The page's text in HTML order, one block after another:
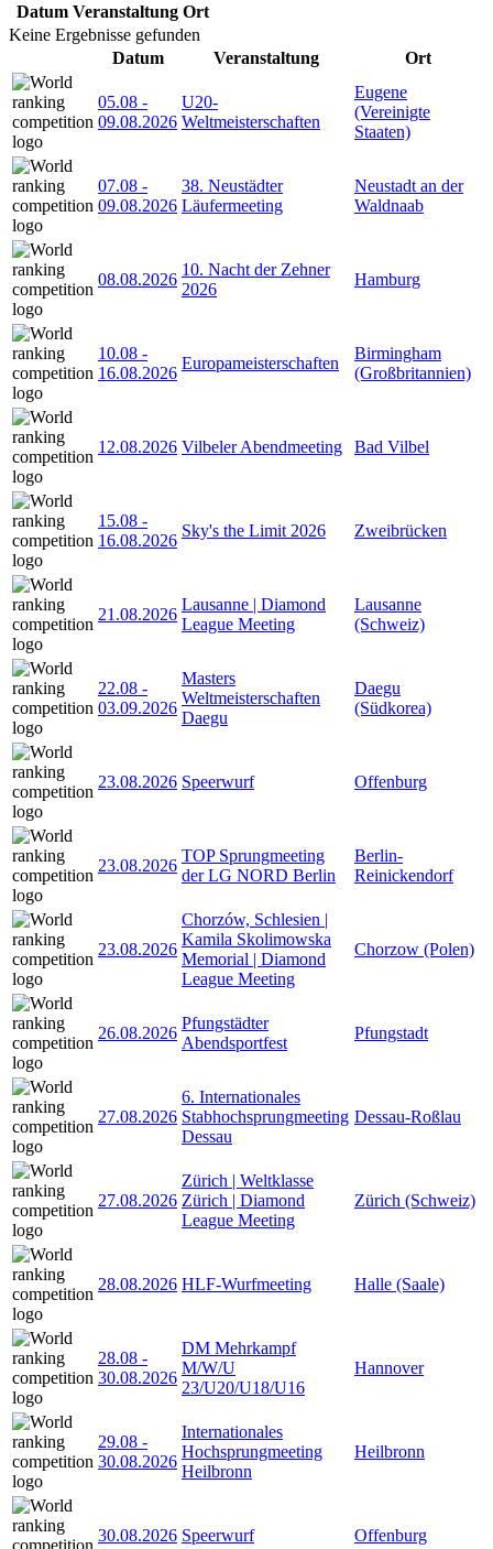
Datum Veranstaltung Ort
Keine Ergebnisse gefunden
Datum
Veranstaltung Ort
05.08 -
09.08.2026
U20-
Weltmeisterschaften
Eugene
(Vereinigte
Staaten)
07.08 -
09.08.2026
38. Neustädter
Läufermeeting
Neustadt an der
Waldnaab
08.08.2026
10. Nacht der Zehner
2026
Hamburg
10.08 -
16.08.2026
Europameisterschaften
Birmingham
(Großbritannien)
12.08.2026 Vilbeler Abendmeeting Bad Vilbel
15.08 -
16.08.2026
Sky's the Limit 2026 Zweibrücken
21.08.2026
Lausanne | Diamond
League Meeting
Lausanne
(Schweiz)
22.08 -
03.09.2026
Masters
Weltmeisterschaften
Daegu
Daegu
(Südkorea)
23.08.2026 Speerwurf Offenburg
23.08.2026
TOP Sprungmeeting
der LG NORD Berlin
Berlin-
Reinickendorf
23.08.2026
Chorzów, Schlesien |
Kamila Skolimowska
Memorial | Diamond
League Meeting
Chorzow (Polen)
26.08.2026
Pfungstädter
Abendsportfest
Pfungstadt
27.08.2026
6. Internationales
Stabhochsprungmeeting
Dessau
Dessau-Roßlau
27.08.2026
Zürich | Weltklasse
Zürich | Diamond
League Meeting
Zürich (Schweiz)
28.08.2026 HLF-Wurfmeeting Halle (Saale)
28.08 -
30.08.2026
DM Mehrkampf
M/W/U
23/U20/U18/U16
Hannover
29.08 -
30.08.2026
Internationales
Hochsprungmeeting
Heilbronn
Heilbronn
30.08.2026 Speerwurf Offenburg